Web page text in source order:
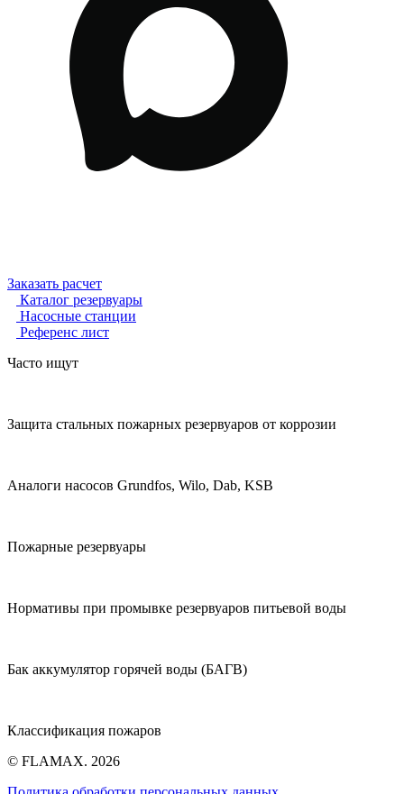
Заказать расчет
Каталог резервуары
Насосные станции
Референс лист
Часто ищут
Защита стальных пожарных резервуаров от коррозии
Аналоги насосов Grundfos, Wilo, Dab, KSB
Пожарные резервуары
Нормативы при промывке резервуаров питьевой воды
Бак аккумулятор горячей воды (БАГВ)
Классификация пожаров
© FLAMAX. 2026